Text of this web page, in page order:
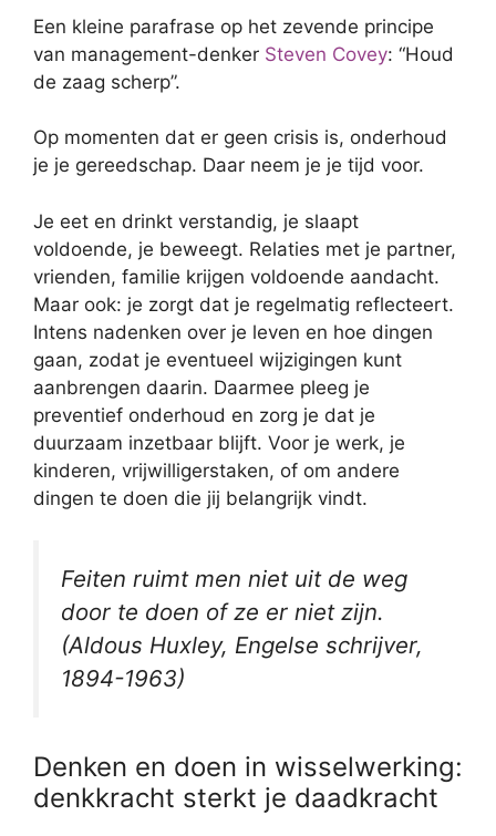
Een kleine parafrase op het zevende principe
van management-denker Steven Covey: “Houd
de zaag scherp”.
Op momenten dat er geen crisis is, onderhoud
je je gereedschap. Daar neem je je tijd voor.
Je eet en drinkt verstandig, je slaapt
voldoende, je beweegt. Relaties met je partner,
vrienden, familie krijgen voldoende aandacht.
Maar ook: je zorgt dat je regelmatig reflecteert.
Intens nadenken over je leven en hoe dingen
gaan, zodat je eventueel wijzigingen kunt
aanbrengen daarin. Daarmee pleeg je
preventief onderhoud en zorg je dat je
duurzaam inzetbaar blijft. Voor je werk, je
kinderen, vrijwilligerstaken, of om andere
dingen te doen die jij belangrijk vindt.
Feiten ruimt men niet uit de weg
door te doen of ze er niet zijn.
(Aldous Huxley, Engelse schrijver,
1894-1963)
Denken en doen in wisselwerking:
denkkracht sterkt je daadkracht